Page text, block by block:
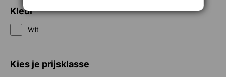
Kleur
Wit
Kies je prijsklasse